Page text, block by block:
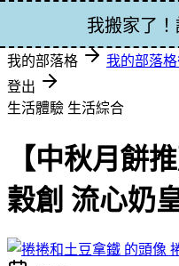
登入
我的部落格 我的部落
登出
生活體驗 生活綜合
【中秋月餅
穀創 流心奶
我搬家了